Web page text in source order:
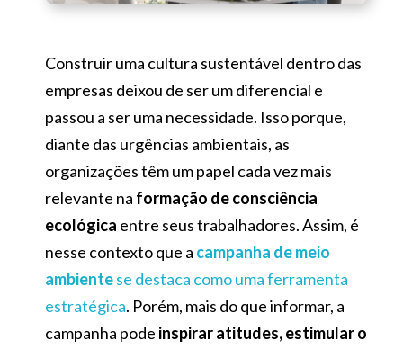
Construir uma cultura sustentável dentro das
empresas deixou de ser um diferencial e
passou a ser uma necessidade. Isso porque,
diante das urgências ambientais, as
organizações têm um papel cada vez mais
relevante na formação de consciência
ecológica entre seus trabalhadores. Assim, é
nesse contexto que a campanha de meio
ambientese destaca como uma ferramenta
estratégica. Porém, mais do que informar, a
campanha pode inspirar atitudes, estimular o